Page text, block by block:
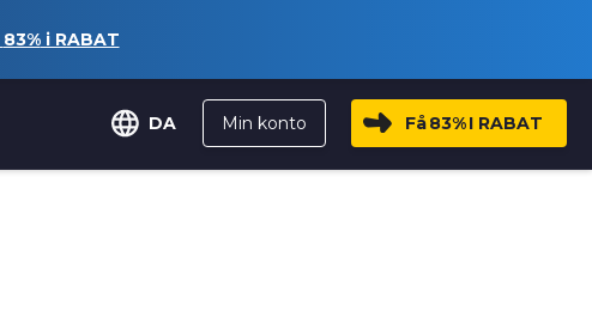
83%i RABAT
DA Min konto Få83%I RABAT